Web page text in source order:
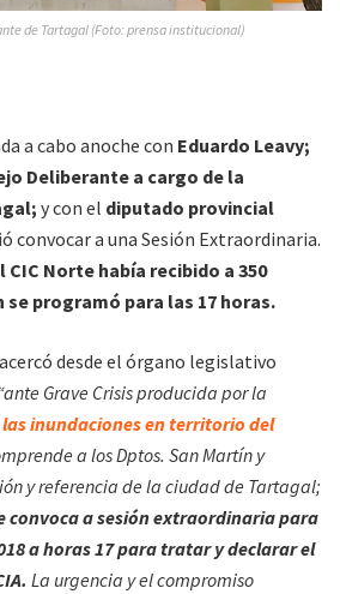
de Tartagal (Foto: prensa institucional)
a cabo anoche con Eduardo Leavy;
Deliberante a cargo de la
y con el diputado provincial
convocar a una Sesión Extraordinaria.
Norte había recibido a 350
se programó para las 17 horas.
desde el órgano legislativo
Grave Crisis producida por la
inundaciones en territorio del
a los Dptos. San Martín y
y referencia de la ciudad de Tartagal;
convoca a sesión extraordinaria para
a horas 17 para tratar y declarar el
La urgencia y el compromiso